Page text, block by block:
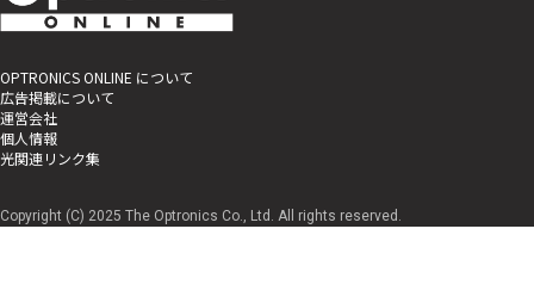
OPTRONICS ONLINE について
広告掲載について
運営会社
個人情報
光関連リンク集
Copyright (C) 2025 The Optronics Co., Ltd. All rights reserved.